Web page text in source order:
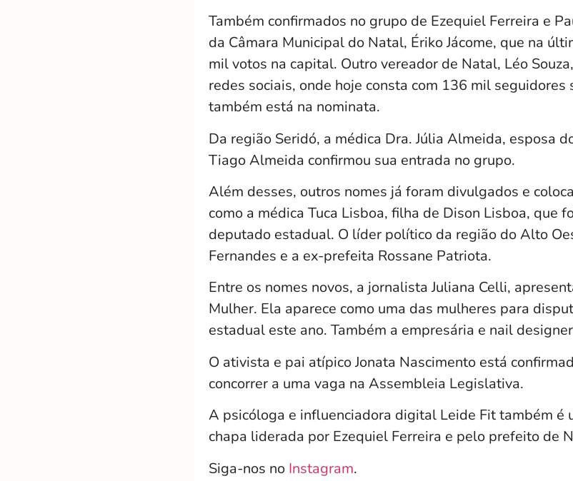
Também confirmados no grupo de Ezequiel Ferreira e
da Câmara Municipal do Natal, Ériko Jácome, que na
mil votos na capital. Outro vereador de Natal, Léo
redes sociais, onde hoje consta com 136 mil seguidores
também está na nominata.
Da região Seridó, a médica Dra. Júlia Almeida, esposa
Tiago Almeida confirmou sua entrada no grupo.
Além desses, outros nomes já foram divulgados e
como a médica Tuca Lisboa, filha de Dison Lisboa, que
deputado estadual. O líder político da região do Alto
Fernandes e a ex-prefeita Rossane Patriota.
Entre os nomes novos, a jornalista Juliana Celli,
Mulher. Ela aparece como uma das mulheres para
estadual este ano. Também a empresária e nail
O ativista e pai atípico Jonata Nascimento está
concorrer a uma vaga na Assembleia Legislativa.
A psicóloga e influenciadora digital Leide Fit também é
chapa liderada por Ezequiel Ferreira e pelo prefeito de
Siga-nos no Instagram.